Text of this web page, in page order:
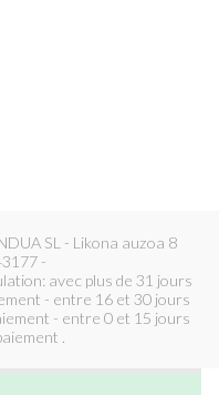
SL - Likona auzoa 8
-
avec plus de 31 jours
- entre 16 et 30 jours
- entre 0 et 15 jours
.